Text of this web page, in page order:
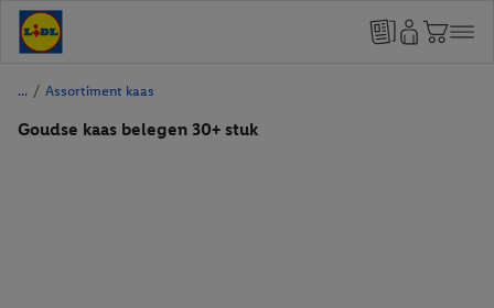
/ Assortiment kaas
Goudse kaas belegen 30+ stuk